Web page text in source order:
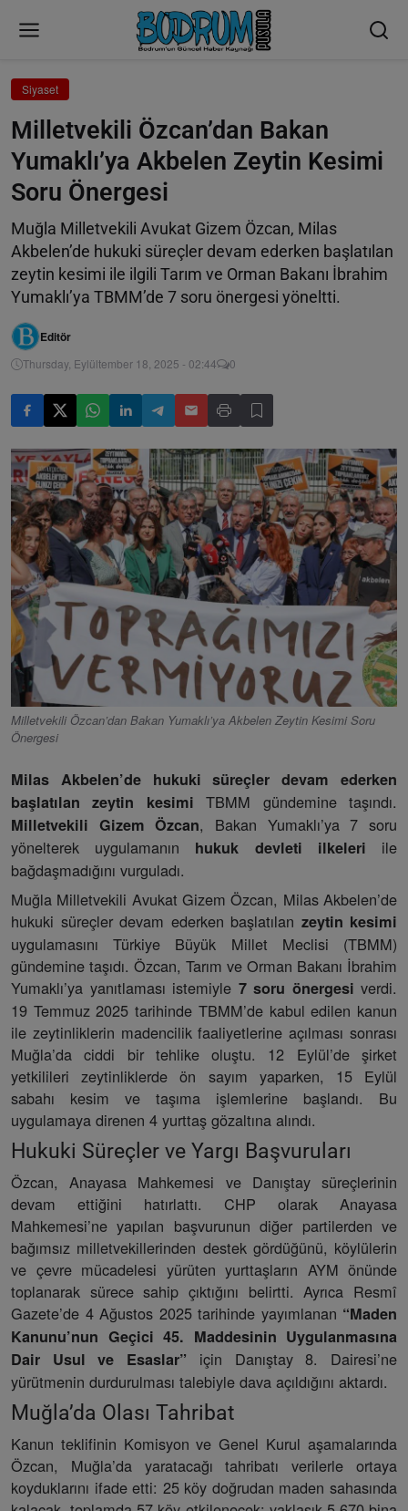
Siyaset
Milletvekili Özcan’dan Bakan
Yumaklı’ya Akbelen Zeytin Kesimi
Soru Önergesi
Muğla Milletvekili Avukat Gizem Özcan, Milas
Akbelen’de hukuki süreçler devam ederken başlatılan
zeytin kesimi ile ilgili Tarım ve Orman Bakanı İbrahim
Yumaklı’ya TBMM’de 7 soru önergesi yöneltti.
Editör
Thursday, Eylültember 18, 2025 - 02:44 0
Milletvekili Özcan’dan Bakan Yumaklı’ya Akbelen Zeytin Kesimi Soru
Önergesi
Milas Akbelen’de hukuki süreçler devam ederken
başlatılan zeytin kesimi TBMM gündemine taşındı.
Milletvekili Gizem Özcan, Bakan Yumaklı’ya 7 soru
yönelterek uygulamanın hukuk devleti ilkeleri ile
bağdaşmadığını vurguladı.
Muğla Milletvekili Avukat Gizem Özcan, Milas Akbelen’de
hukuki süreçler devam ederken başlatılan zeytin kesimi
uygulamasını Türkiye Büyük Millet Meclisi (TBMM)
gündemine taşıdı. Özcan, Tarım ve Orman Bakanı İbrahim
Yumaklı’ya yanıtlaması istemiyle 7 soru önergesi verdi.
19 Temmuz 2025 tarihinde TBMM’de kabul edilen kanun
ile zeytinliklerin madencilik faaliyetlerine açılması sonrası
Muğla’da ciddi bir tehlike oluştu. 12 Eylül’de şirket
yetkilileri zeytinliklerde ön sayım yaparken, 15 Eylül
sabahı kesim ve taşıma işlemlerine başlandı. Bu
uygulamaya direnen 4 yurttaş gözaltına alındı.
Hukuki Süreçler ve Yargı Başvuruları
Özcan, Anayasa Mahkemesi ve Danıştay süreçlerinin
devam ettiğini hatırlattı. CHP olarak Anayasa
Mahkemesi’ne yapılan başvurunun diğer partilerden ve
bağımsız milletvekillerinden destek gördüğünü, köylülerin
ve çevre mücadelesi yürüten yurttaşların AYM önünde
toplanarak sürece sahip çıktığını belirtti. Ayrıca Resmî
Gazete’de 4 Ağustos 2025 tarihinde yayımlanan “Maden
Kanunu’nun Geçici 45. Maddesinin Uygulanmasına
Dair Usul ve Esaslar” için Danıştay 8. Dairesi’ne
yürütmenin durdurulması talebiyle dava açıldığını aktardı.
Muğla’da Olası Tahribat
Kanun teklifinin Komisyon ve Genel Kurul aşamalarında
Özcan, Muğla’da yaratacağı tahribatı verilerle ortaya
koyduklarını ifade etti: 25 köy doğrudan maden sahasında